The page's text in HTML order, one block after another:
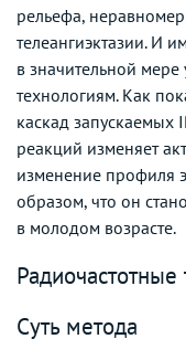
рельефа,
телеангиэктазии. И
в значительной
технологиям. Как
каскад запускаемых
реакций изменяет
изменение профиля
образом, что он
в молодом возрасте.
Радиочастотные
Суть метода